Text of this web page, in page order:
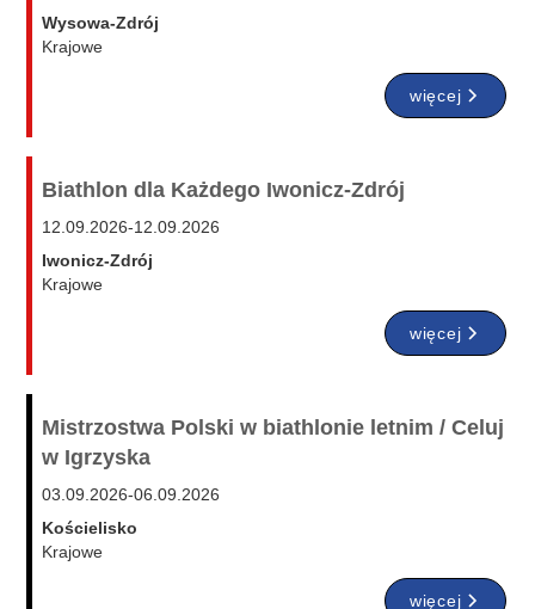
Wysowa-Zdrój
Krajowe
więcej
Biathlon dla Każdego Iwonicz-Zdrój
12.09.2026-12.09.2026
Iwonicz-Zdrój
Krajowe
więcej
Mistrzostwa Polski w biathlonie letnim / Celuj
w Igrzyska
03.09.2026-06.09.2026
Kościelisko
Krajowe
więcej